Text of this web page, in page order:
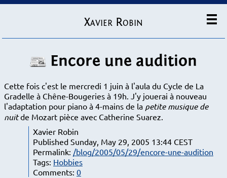
Xavier Robin
Encore une audition
Cette fois c'est le mercredi 1 juin à l'aula du Cycle de La
Gradelle à Chêne-Bougeries à 19h. J'y jouerai à nouveau
l'adaptation pour piano à 4-mains de la petite musique de
nuitde Mozart pièce avec Catherine Suarez.
Xavier Robin
Published Sunday, May 29, 2005 13:44 CEST
Permalink: /blog/2005/05/29/encore-une-audition
Tags: Hobbies
Comments: 0